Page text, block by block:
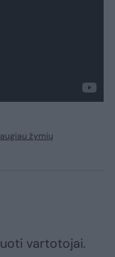
žymių
vartotojai.